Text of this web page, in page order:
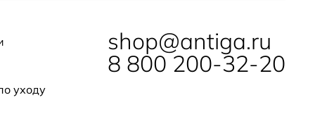
уходу
shop@antiga.ru
8 800 200-32-20